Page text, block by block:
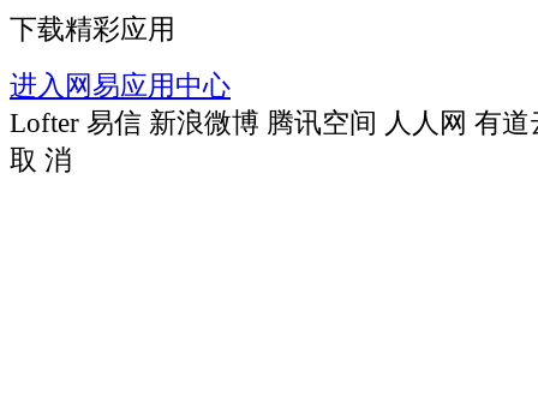
下载精彩应用
进入网易应用中心
Lofter 易信 新浪微博 腾讯空间 人人网 有道
取 消